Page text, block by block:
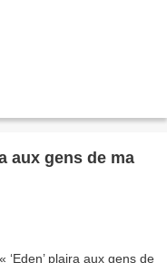
aux gens de ma